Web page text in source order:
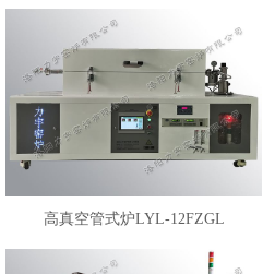
高真空管式炉LYL-12FZGL